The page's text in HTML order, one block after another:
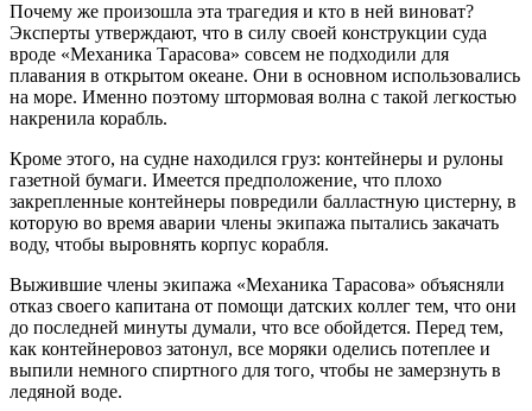
Почему же произошла эта трагедия и кто в ней виноват?
Эксперты утверждают, что в силу своей конструкции суда
вроде «Механика Тарасова» совсем не подходили для
плавания в открытом океане. Они в основном использовались
на море. Именно поэтому штормовая волна с такой легкостью
накренила корабль.
Кроме этого, на судне находился груз: контейнеры и рулоны
газетной бумаги. Имеется предположение, что плохо
закрепленные контейнеры повредили балластную цистерну, в
которую во время аварии члены экипажа пытались закачать
воду, чтобы выровнять корпус корабля.
Выжившие члены экипажа «Механика Тарасова» объясняли
отказ своего капитана от помощи датских коллег тем, что они
до последней минуты думали, что все обойдется. Перед тем,
как контейнеровоз затонул, все моряки оделись потеплее и
выпили немного спиртного для того, чтобы не замерзнуть в
ледяной воде.